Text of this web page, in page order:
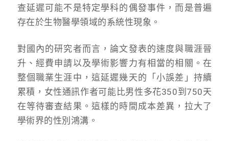
查延遲可能不是特定學科的偶發事件，而是普遍
存在於生物醫學領域的系統性現象。
對國內的研究者而言，論文發表的速度與職涯晉
升、經費申請以及學術影響力有相當的相關。在
整個職業生涯中，這延遲幾天的「小誤差」持續
累積，女性通訊作者可能比男性多花350到750天
在等待審查結果。這樣的時間成本差異，拉大了
學術界的性別鴻溝。